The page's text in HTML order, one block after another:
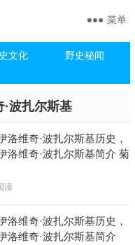
文化
野史秘闻
菜单
·波扎尔斯基
洛维奇·波扎尔斯基历史，
洛维奇·波扎尔斯基简介 菊
读
洛维奇·波扎尔斯基历史，
洛维奇·波扎尔斯基简介